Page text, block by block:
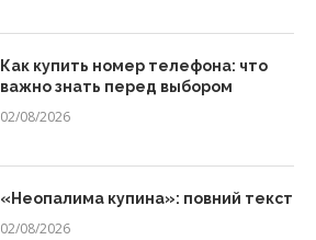
Как купить номер телефона: что
важно знать перед выбором
02/08/2026
«Неопалима купина»: повний текст
02/08/2026